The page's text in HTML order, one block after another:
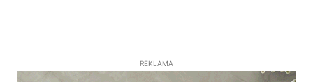
REKLAMA